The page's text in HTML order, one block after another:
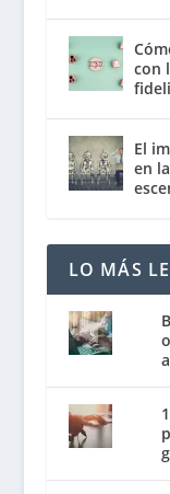
con
El
en
LO MÁS